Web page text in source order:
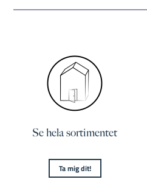
Se hela sortimentet
Ta mig dit!